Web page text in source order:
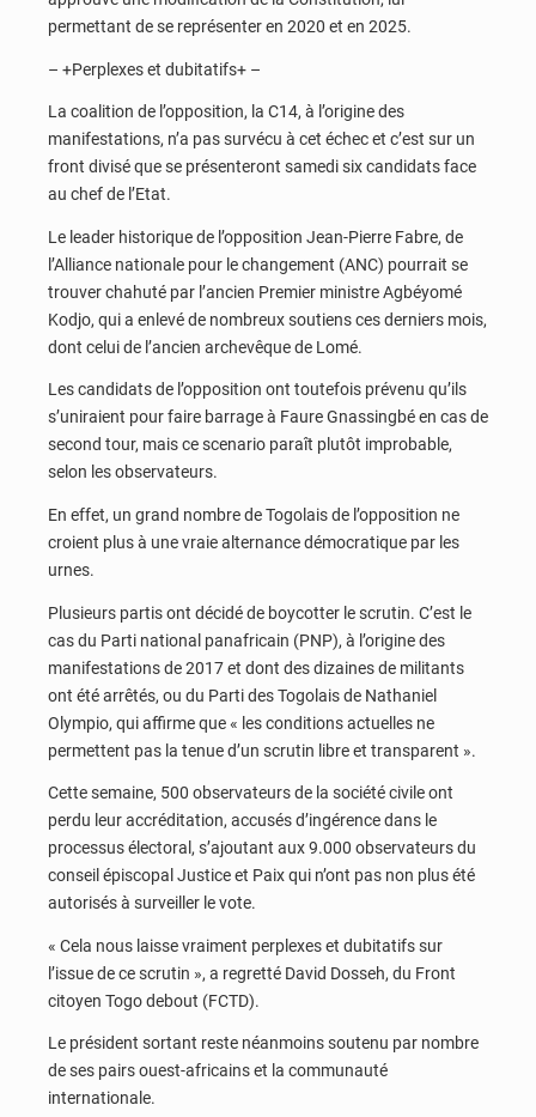
permettant de se représenter en 2020 et en 2025.
– +Perplexes et dubitatifs+ –
La coalition de l’opposition, la C14, à l’origine des
manifestations, n’a pas survécu à cet échec et c’est sur un
front divisé que se présenteront samedi six candidats face
au chef de l’Etat.
Le leader historique de l’opposition Jean-Pierre Fabre, de
l’Alliance nationale pour le changement (ANC) pourrait se
trouver chahuté par l’ancien Premier ministre Agbéyomé
Kodjo, qui a enlevé de nombreux soutiens ces derniers mois,
dont celui de l’ancien archevêque de Lomé.
Les candidats de l’opposition ont toutefois prévenu qu’ils
s’uniraient pour faire barrage à Faure Gnassingbé en cas de
second tour, mais ce scenario paraît plutôt improbable,
selon les observateurs.
En effet, un grand nombre de Togolais de l’opposition ne
croient plus à une vraie alternance démocratique par les
urnes.
Plusieurs partis ont décidé de boycotter le scrutin. C’est le
cas du Parti national panafricain (PNP), à l’origine des
manifestations de 2017 et dont des dizaines de militants
ont été arrêtés, ou du Parti des Togolais de Nathaniel
Olympio, qui affirme que « les conditions actuelles ne
permettent pas la tenue d’un scrutin libre et transparent ».
Cette semaine, 500 observateurs de la société civile ont
perdu leur accréditation, accusés d’ingérence dans le
processus électoral, s’ajoutant aux 9.000 observateurs du
conseil épiscopal Justice et Paix qui n’ont pas non plus été
autorisés à surveiller le vote.
« Cela nous laisse vraiment perplexes et dubitatifs sur
l’issue de ce scrutin », a regretté David Dosseh, du Front
citoyen Togo debout (FCTD).
Le président sortant reste néanmoins soutenu par nombre
de ses pairs ouest-africains et la communauté
internationale.